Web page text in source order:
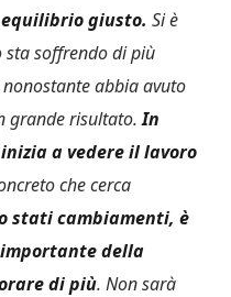
giusto. Si è
soffrendo di più
abbia avuto
grande risultato.In
a vedere il lavoro
che cerca
stati cambiamenti, è
della
di più. Non sarà